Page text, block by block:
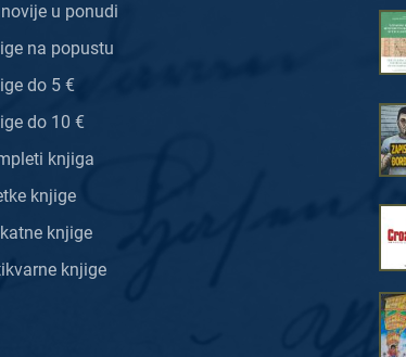
u ponudi
na popustu
do 5 €
do 10 €
knjiga
knjige
knjige
knjige